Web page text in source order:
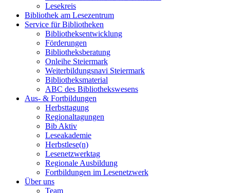
Lesekreis
Bibliothek am Lesezentrum
Service für Bibliotheken
Bibliotheksentwicklung
Förderungen
Bibliotheksberatung
Onleihe Steiermark
Weiterbildungsnavi Steiermark
Bibliotheksmaterial
ABC des Bibliothekswesens
Aus- & Fortbildungen
Herbsttagung
Regionaltagungen
Bib Aktiv
Leseakademie
Herbstlese(n)
Lesenetzwerktag
Regionale Ausbildung
Fortbildungen im Lesenetzwerk
Über uns
Team